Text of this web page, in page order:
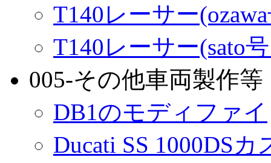
T140レーサー
T140レーサー(sato
005-その他車両製作等
DB1のモディファイ
Ducati SS 1000DSカ